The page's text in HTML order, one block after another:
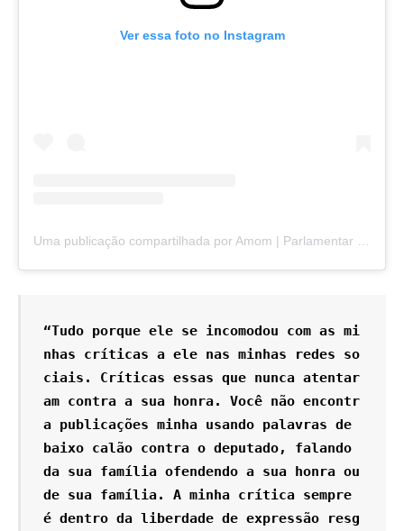
Ver essa foto no Instagram
“Tudo porque ele se incomodou com as mi
nhas críticas a ele nas minhas redes so
ciais. Críticas essas que nunca atentar
am contra a sua honra. Você não encontr
a publicações minha usando palavras de
baixo calão contra o deputado, falando
da sua família ofendendo a sua honra ou
de sua família. A minha crítica sempre
é dentro da liberdade de expressão resg